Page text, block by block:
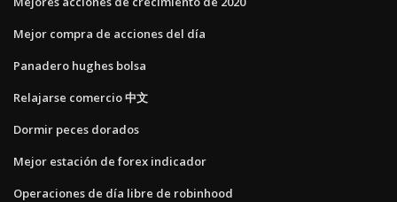
Mejor compra de acciones del día
Panadero hughes bolsa
Relajarse comercio 中文
Dormir peces dorados
Mejor estación de forex indicador
Operaciones de día libre de robinhood